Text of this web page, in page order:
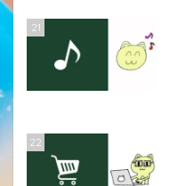
21
22